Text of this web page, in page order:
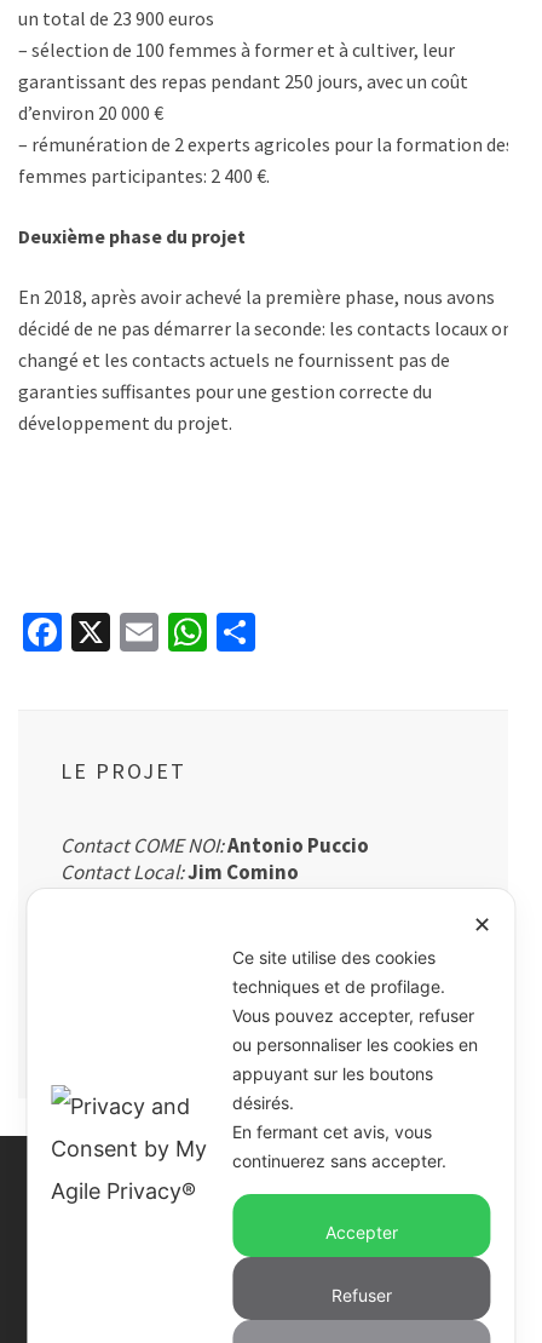
un total de 23 900 euros
– sélection de 100 femmes à former et à cultiver, leur
garantissant des repas pendant 250 jours, avec un coût
d’environ 20 000 €
– rémunération de 2 experts agricoles pour la formation des
femmes participantes: 2 400 €.
Deuxième phase du projet
En 2018, après avoir achevé la première phase, nous avons
décidé de ne pas démarrer la seconde: les contacts locaux ont
changé et les contacts actuels ne fournissent pas de
garanties suffisantes pour une gestion correcte du
développement du projet.
Facebook
X EmailWhatsApp
LE PROJET
Contact COME NOI:Antonio Puccio
Contact Local:Jim Comino
femmes et enfants d'un camp de
novembre 2016
maraichage d'un terrain à Juba
30.000 €
COME NOI OdV
C.F. e P.IVA 97546260015
comenoi@comenoi.org
✕
Ce site utilise des cookies
techniques et de profilage.
Vous pouvez accepter, refuser
ou personnaliser les cookies en
appuyant sur les boutons
désirés.
En fermant cet avis, vous
continuerez sans accepter.
Accepter
Refuser